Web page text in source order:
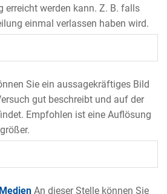
erreicht werden kann. Z. B. falls
einmal verlassen haben wird.
Sie ein aussagekräftiges Bild
gut beschreibt und auf der
Empfohlen ist eine Auflösung
An dieser Stelle können Sie